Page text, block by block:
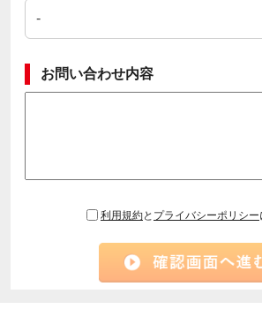
お問い合わせ内容
利用規約と プライバシーポリシー